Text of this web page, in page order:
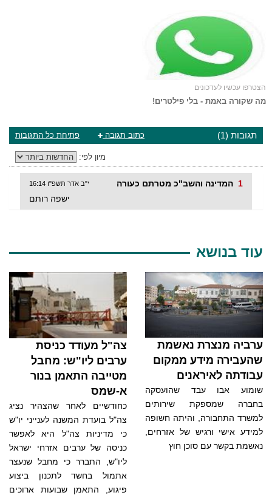
הצטרפו עכשיו לעדכונים
מה שקורה באמת - בלי פילטרים!
תגובות (1) פתיחת כל התגובות כתוב תגובה
מיון לפי:
המדינה והשב"כ מטרתם כעורה 1 י"ב אדר תשפ"ו 16:14
ישפה רותם
עוד בנושא
ערביה מנצרת נאשמת
שהעבירה מידע ממקום
עבודתה לאיראנים
שומוע אבו עבד שהועסקה
בחברה שמספקת שירותים
למשרד התחבורה, והיתה חשופה
למידע אישי ורגיש של אזרחים,
נאשמת בקשר עם סוכן חוץ
צה"ל מעודד כניסת
ערבים ליו"ש: מחבל
מטייבה התאמן בנור
א-שמס
כחודשיים לאחר שהצהיר נציג
צה"ל בועדת המשנה לענייני יו"ש
כי מדיניות צה"ל היא לאפשר
כניסה של ערבים אזרחי ישראל
ליו"ש, התברר כי מחבל שנעצר
אתמול בחשד לתכנון ביצוע
פיגוע, התאמן שבועות ארוכים